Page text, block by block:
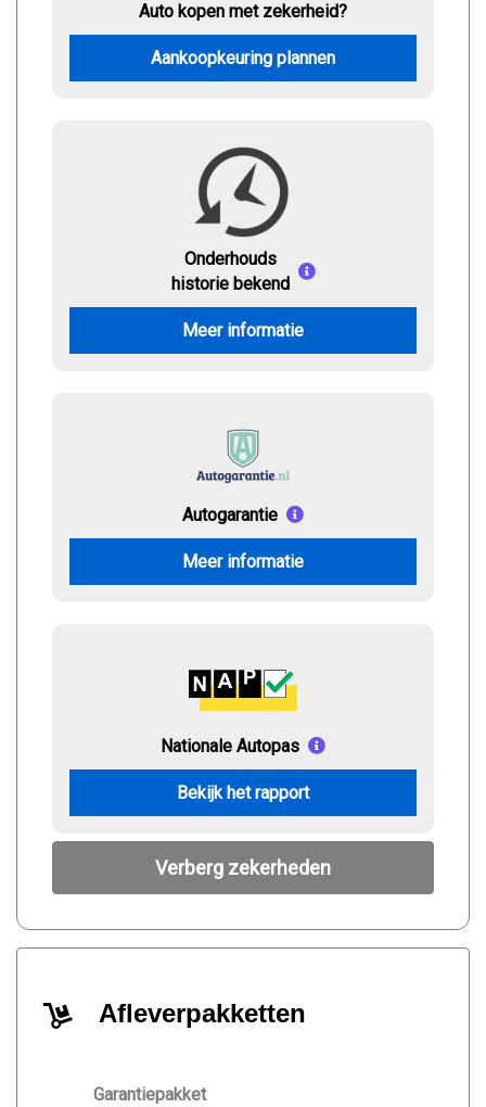
Auto kopen met zekerheid?
Aankoopkeuring plannen
Onderhouds
historie bekend
Meer informatie
Autogarantie
Meer informatie
Nationale Autopas
Bekijk het rapport
Verberg zekerheden
Afleverpakketten
Garantiepakket